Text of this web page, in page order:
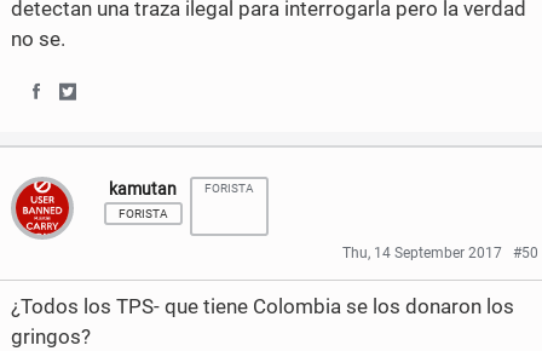
detectan una traza ilegal para interrogarla pero la verdad
no se.
h
a
r
e
h
a
r
e
kamutan
FORISTA
FORISTA
Thu, 14 September 2017 #50
¿Todos los TPS- que tiene Colombia se los donaron los
gringos?